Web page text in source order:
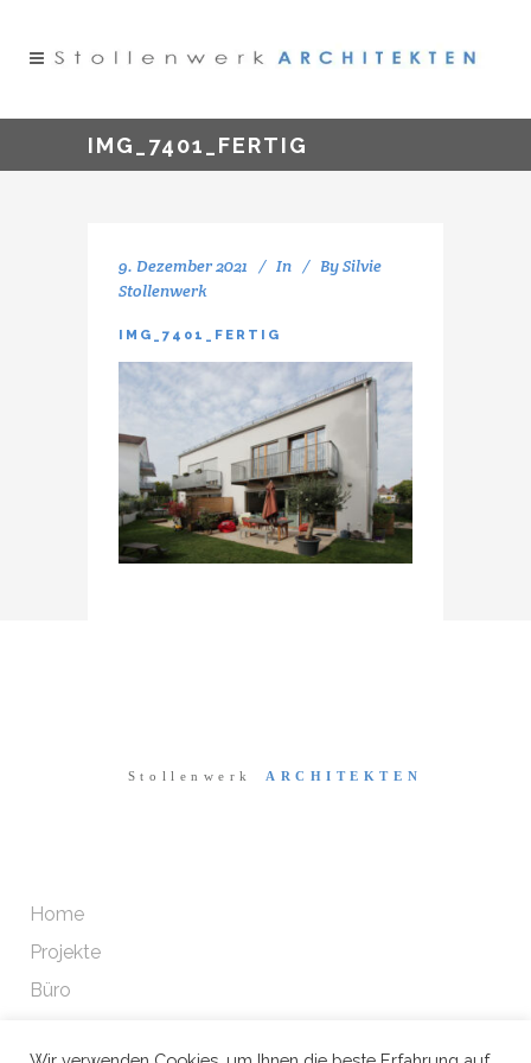
IMG_7401_FERTIG
9. Dezember 2021 In BySilvie
Stollenwerk
IMG_7401_FERTIG
Home
Projekte
Büro